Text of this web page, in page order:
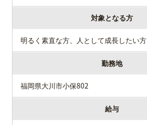
対象となる方
明るく素直な方、人として成長したい方
勤務地
福岡県大川市小保802
給与